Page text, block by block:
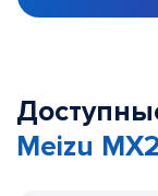
Meizu MX2